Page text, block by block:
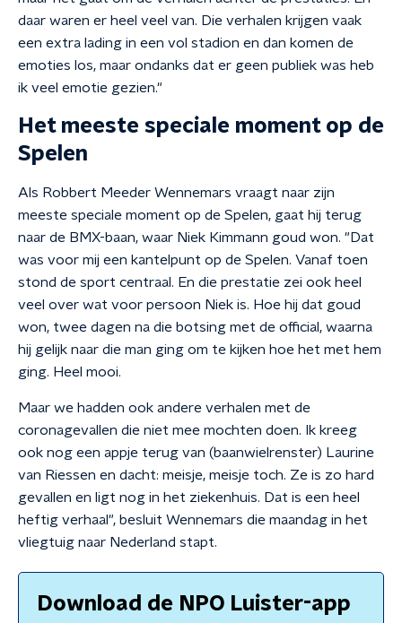
daar waren er heel veel van. Die verhalen krijgen vaak
een extra lading in een vol stadion en dan komen de
emoties los, maar ondanks dat er geen publiek was heb
ik veel emotie gezien."
Het meeste speciale moment op de
Spelen
Als Robbert Meeder Wennemars vraagt naar zijn
meeste speciale moment op de Spelen, gaat hij terug
naar de BMX-baan, waar Niek Kimmann goud won. "Dat
was voor mij een kantelpunt op de Spelen. Vanaf toen
stond de sport centraal. En die prestatie zei ook heel
veel over wat voor persoon Niek is. Hoe hij dat goud
won, twee dagen na die botsing met de official, waarna
hij gelijk naar die man ging om te kijken hoe het met hem
ging. Heel mooi.
Maar we hadden ook andere verhalen met de
coronagevallen die niet mee mochten doen. Ik kreeg
ook nog een appje terug van (baanwielrenster) Laurine
van Riessen en dacht: meisje, meisje toch. Ze is zo hard
gevallen en ligt nog in het ziekenhuis. Dat is een heel
heftig verhaal", besluit Wennemars die maandag in het
vliegtuig naar Nederland stapt.
Download de NPO Luister-app